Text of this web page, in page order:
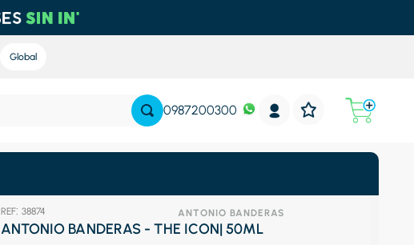
Global
0987200300
: 38874 ANTONIO BANDERAS
ANTONIO BANDERAS - THE ICON| 50ML